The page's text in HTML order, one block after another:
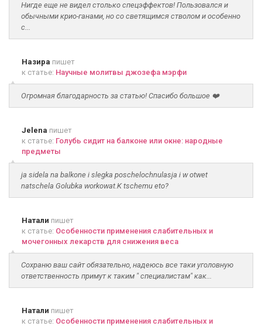
Нигде еще не видел столько спецэффектов! Пользовался и
обычными крио-ганами, но со светящимся стволом и особенно
с...
Назира пишет
к статье: Научные молитвы джозефа мэрфи
Огромная благодарность за статью! Спасибо большое ❤️
Jelena пишет
к статье: Голубь сидит на балконе или окне: народные
предметы
ja sidela na balkone i slegka poschelochnulasja i w otwet
natschela Golubka workowat.K tschemu eto?
Натали пишет
к статье: Особенности применения слабительных и
мочегонных лекарств для снижения веса
Сохраню ваш сайт обязательно, надеюсь все таки уголовную
ответственность примут к таким " специалистам" как...
Натали пишет
к статье: Особенности применения слабительных и